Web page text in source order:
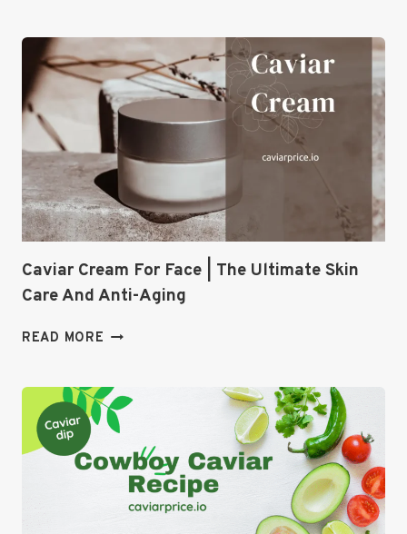
COMPLETE
GUIDE
TO
THIS
AMERICAN
DELICACY
Caviar Cream For Face | The Ultimate Skin
Care And Anti-Aging
READ MORE CAVIAR
FACE
|
ULTIMATE
SKIN
CARE